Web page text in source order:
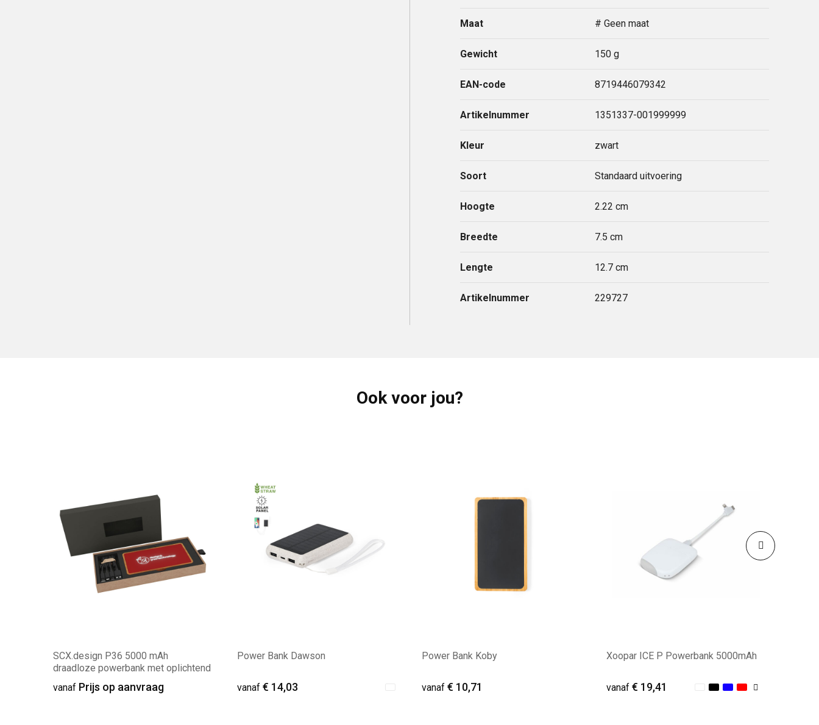
Maat # Geen maat
Gewicht 150 g
EAN-code 8719446079342
Artikelnummer 1351337-001999999
Kleur zwart
Soort Standaard uitvoering
Hoogte 2.22 cm
Breedte 7.5 cm
Lengte 12.7 cm
Artikelnummer 229727
Ook voor jou?
SCX.design P36 5000 mAh
draadloze powerbank met oplichtend
vanaf Prijs op aanvraag
Power Bank Dawson
vanaf€ 14,03
Power Bank Koby
vanaf € 10,71
Xoopar ICE P Powerbank 5000mAh
vanaf € 19,41